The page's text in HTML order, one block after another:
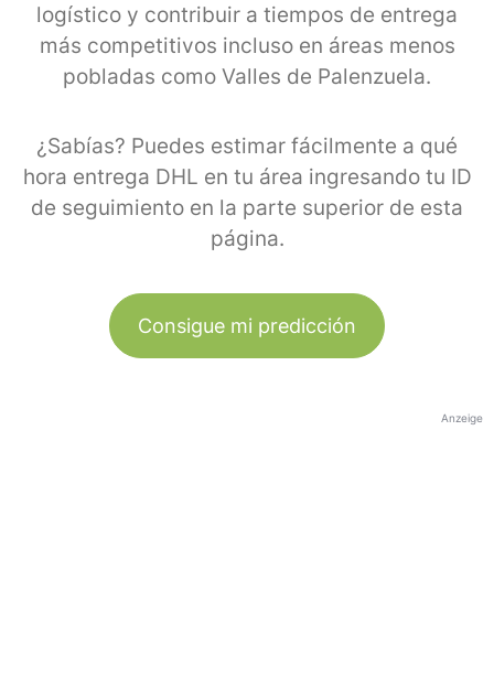
logístico y contribuir a tiempos de entrega
más competitivos incluso en áreas menos
pobladas como Valles de Palenzuela.
¿Sabías? Puedes estimar fácilmente a qué
hora entrega DHL en tu área ingresando tu ID
de seguimiento en la parte superior de esta
página.
Consigue mi predicción
Anzeige